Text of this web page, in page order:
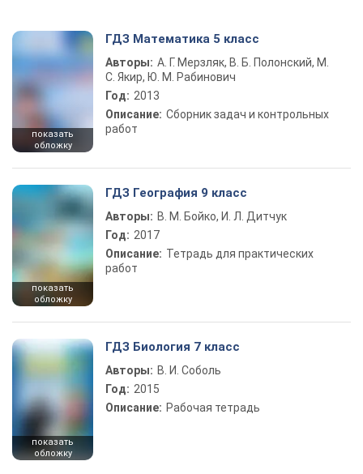
показать
обложку
ГДЗ Математика 5 класс
Авторы: А. Г. Мерзляк, В. Б. Полонский, М.
С. Якир, Ю. М. Рабинович
Год: 2013
Описание: Сборник задач и контрольных
работ
показать
обложку
ГДЗ География 9 класс
Авторы: В. М. Бойко, И. Л. Дитчук
Год: 2017
Описание: Тетрадь для практических
работ
показать
обложку
ГДЗ Биология 7 класс
Авторы: В. И. Соболь
Год: 2015
Описание: Рабочая тетрадь